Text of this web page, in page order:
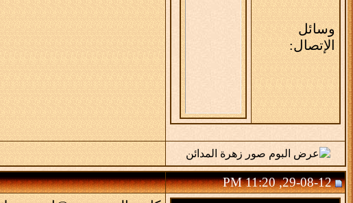
وسائل
الإتصال:
29-08-12, 11:20 PM